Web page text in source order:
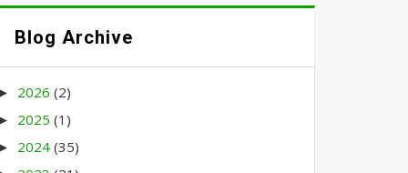
Blog Archive
► 2026(2)
► 2025(1)
► 2024(35)